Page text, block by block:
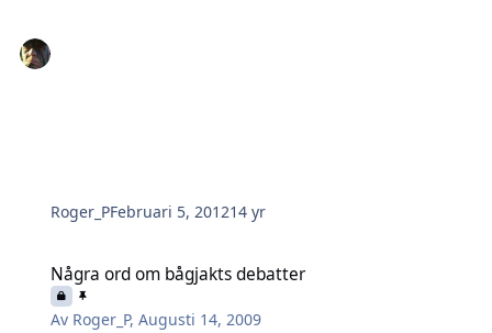
Roger_PFebruari 5, 201214 yr
Några ord om bågjakts debatter
Av Roger_P,Augusti 14, 2009